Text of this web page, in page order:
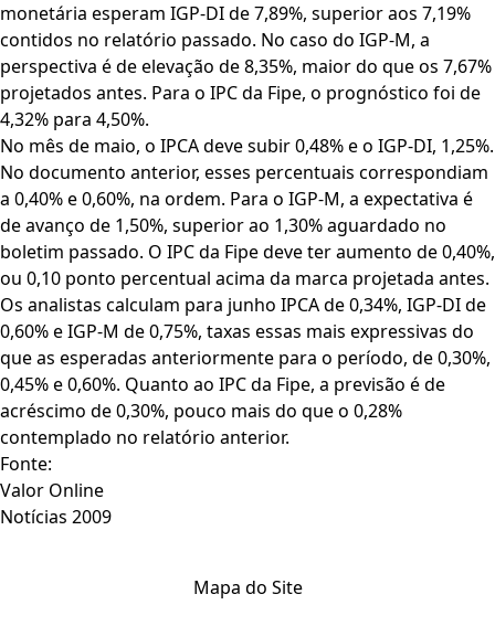
monetária esperam IGP-DI de 7,89%, superior aos 7,19%
contidos no relatório passado. No caso do IGP-M, a
perspectiva é de elevação de 8,35%, maior do que os 7,67%
projetados antes. Para o IPC da Fipe, o prognóstico foi de
4,32% para 4,50%.
No mês de maio, o IPCA deve subir 0,48% e o IGP-DI, 1,25%.
No documento anterior, esses percentuais correspondiam
a 0,40% e 0,60%, na ordem. Para o IGP-M, a expectativa é
de avanço de 1,50%, superior ao 1,30% aguardado no
boletim passado. O IPC da Fipe deve ter aumento de 0,40%,
ou 0,10 ponto percentual acima da marca projetada antes.
Os analistas calculam para junho IPCA de 0,34%, IGP-DI de
0,60% e IGP-M de 0,75%, taxas essas mais expressivas do
que as esperadas anteriormente para o período, de 0,30%,
0,45% e 0,60%. Quanto ao IPC da Fipe, a previsão é de
acréscimo de 0,30%, pouco mais do que o 0,28%
contemplado no relatório anterior.
Fonte:
Valor Online
Notícias 2009
Mapa do Site